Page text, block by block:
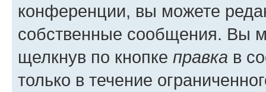
конференции, вы можете
собственные сообщения. Вы
щелкнув по кнопке правка в
только в течение